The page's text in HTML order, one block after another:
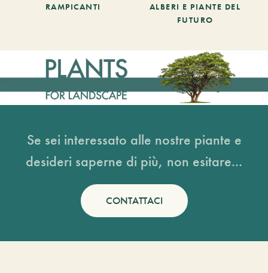
RAMPICANTI
ALBERI E PIANTE DEL
FUTURO
Se sei interessato alle nostre piante e
desideri saperne di più, non esitare...
CONTATTACI